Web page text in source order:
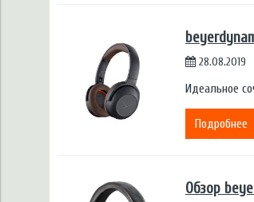
28.08.2019
Идеальное
Подробнее
Обзор